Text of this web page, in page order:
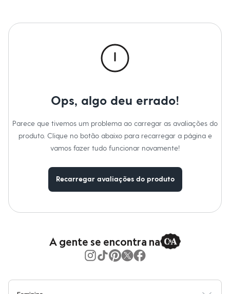
Plus size
Blusas e Camisetas
Inverno
Novidades
Roupas
Camisetas e Regatas
Casacos e Jaquetas
Polos
Acessórios
Calçados
Botas
Ops, algo deu errado!
Parece que tivemos um problema ao carregar as avaliações do
produto. Clique no botão abaixo para recarregar a página e
vamos fazer tudo funcionar novamente!
Recarregar avaliações do produto
A gente se encontra na